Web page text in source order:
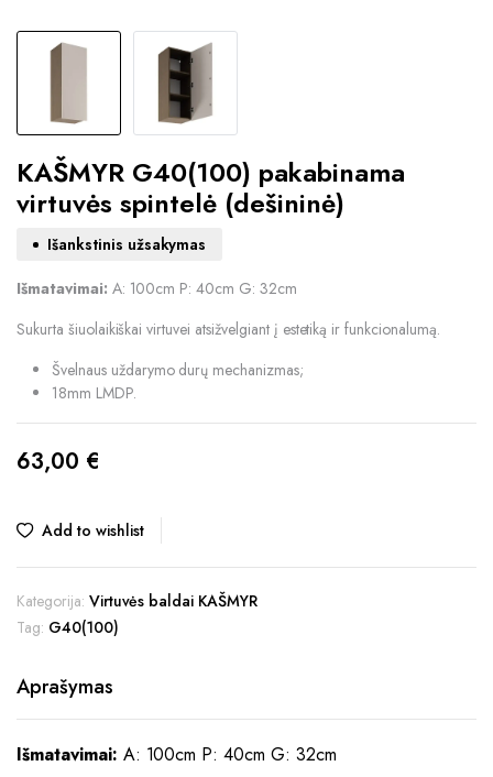
KAŠMYR G40(100) pakabinama
virtuvės spintelė (dešininė)
Išankstinis užsakymas
Išmatavimai: A: 100cm P: 40cm G: 32cm
Sukurta šiuolaikiškai virtuvei atsižvelgiant į estetiką ir funkcionalumą.
Švelnaus uždarymo durų mechanizmas;
18mm LMDP.
63,00 €
Add to wishlist
Kategorija: Virtuvės baldai KAŠMYR
Tag: G40(100)
Aprašymas
Išmatavimai: A: 100cm P: 40cm G: 32cm